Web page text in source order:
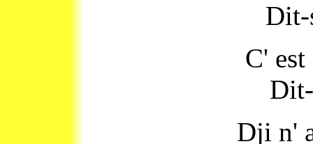
Dit-
C'
Dji n'